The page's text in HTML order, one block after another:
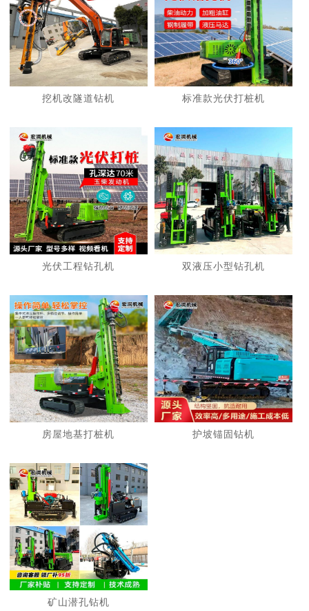
挖机改隧道钻机 标准款光伏打桩机
光伏工程钻孔机 双液压小型钻孔机
房屋地基打桩机 护坡锚固钻机
矿山潜孔钻机